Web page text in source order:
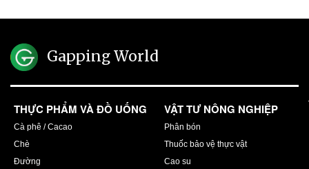
Gapping World
THỰC PHẨM VÀ ĐỒ UỐNG
Cà phê / Cacao
Chè
Đường
VẬT TƯ NÔNG NGHIỆP
Phân bón
Thuốc bảo vệ thực vật
Cao su